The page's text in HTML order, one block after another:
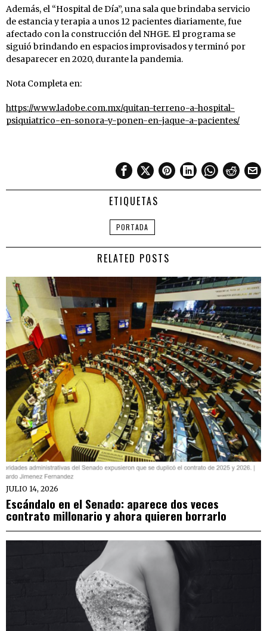
Además, el “Hospital de Día”, una sala que brindaba servicio
de estancia y terapia a unos 12 pacientes diariamente, fue
afectado con la construcción del NHGE. El programa se
siguió brindando en espacios improvisados y terminó por
desaparecer en 2020, durante la pandemia.
Nota Completa en:
https://www.ladobe.com.mx/quitan-terreno-a-hospital-
psiquiatrico-en-sonora-y-ponen-en-jaque-a-pacientes/
ETIQUETAS
PORTADA
RELATED POSTS
JULIO 14, 2026
Escándalo en el Senado: aparece dos veces
contrato millonario y ahora quieren borrarlo